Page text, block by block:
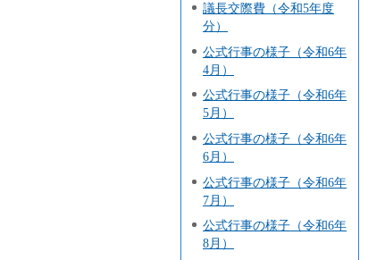
議長交際費（令和5年度
分）
公式行事の様子（令和6年
4月）
公式行事の様子（令和6年
5月）
公式行事の様子（令和6年
6月）
公式行事の様子（令和6年
7月）
公式行事の様子（令和6年
8月）